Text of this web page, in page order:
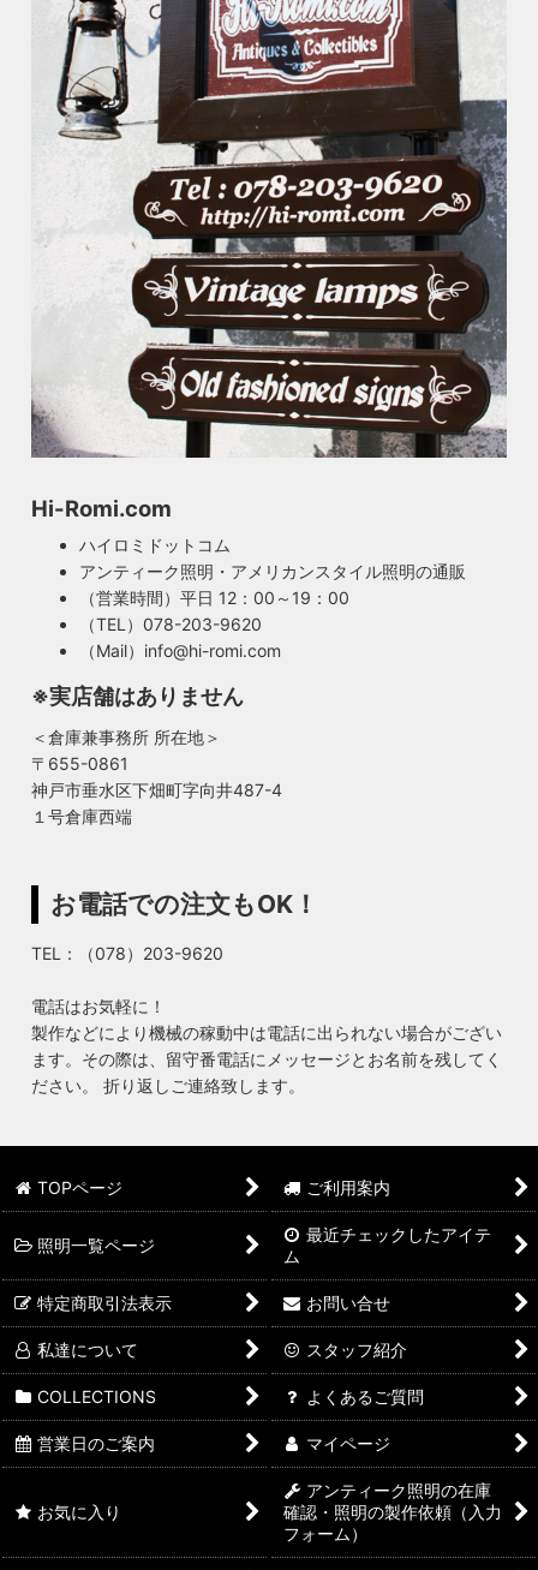
Hi-Romi.com
ハイロミドットコム
アンティーク照明・アメリカンスタイル照明の通販
（営業時間）平日 12：00～19：00
（TEL）078-203-9620
（Mail）info@hi-romi.com
※実店舗はありません
＜倉庫兼事務所 所在地＞
〒655-0861
神戸市垂水区下畑町字向井487-4
１号倉庫西端
お電話での注文もOK！
TEL：（078）203-9620
電話はお気軽に！
製作などにより機械の稼動中は電話に出られない場合がござい
ます。その際は、留守番電話にメッセージとお名前を残してく
ださい。 折り返しご連絡致します。
TOPページ ご利用案内
照明一覧ページ
最近チェックしたアイテ
ム
特定商取引法表示 お問い合せ
私達について スタッフ紹介
COLLECTIONS よくあるご質問
営業日のご案内 マイページ
お気に入り
アンティーク照明の在庫
確認・照明の製作依頼（入力
フォーム）